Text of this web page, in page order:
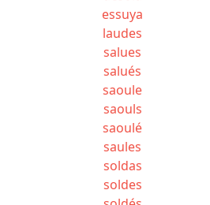
essuya
laudes
salues
salués
saoule
saouls
saoulé
saules
soldas
soldes